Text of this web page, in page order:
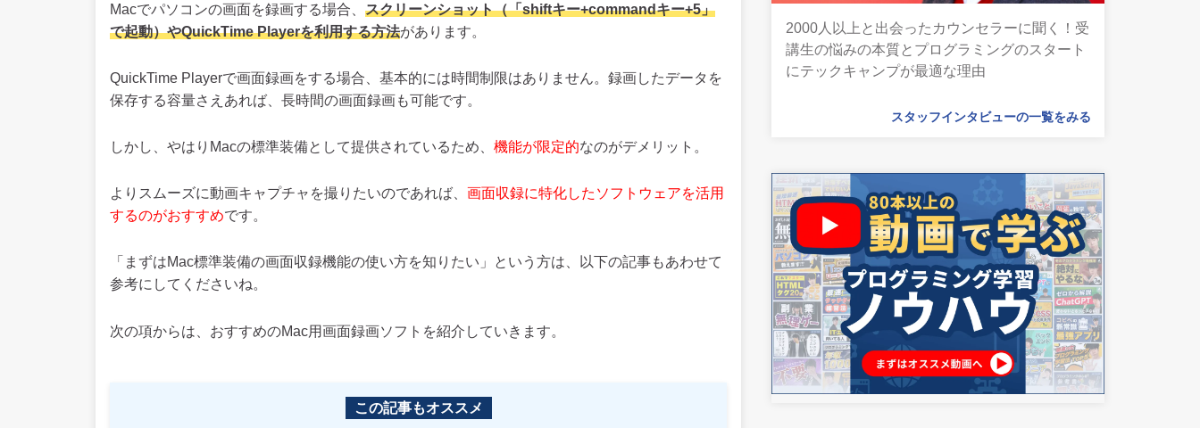
Macでパソコンの画面を録画する場合、 スクリーンショット（「shiftキー+commandキー+5」
で起動）やQuickTime Playerを利用する方法があります。
QuickTime Playerで画面録画をする場合、基本的には時間制限はありません。録画したデータを
保存する容量さえあれば、長時間の画面録画も可能です。
しかし、やはりMacの標準装備として提供されているため、 機能が限定的なのがデメリット。
よりスムーズに動画キャプチャを撮りたいのであれば、 画面収録に特化したソフトウェアを活用
するのがおすすめです。
「まずはMac標準装備の画面収録機能の使い方を知りたい」という方は、以下の記事もあわせて
参考にしてくださいね。
次の項からは、おすすめのMac用画面録画ソフトを紹介していきます。
この記事もオススメ
2000人以上と出会ったカウンセラーに聞く！受
講生の悩みの本質とプログラミングのスタート
にテックキャンプが最適な理由
スタッフインタビューの一覧をみる